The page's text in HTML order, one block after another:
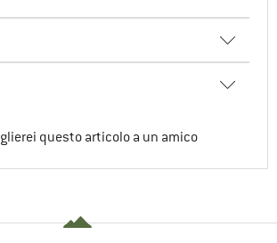
questo articolo a un amico